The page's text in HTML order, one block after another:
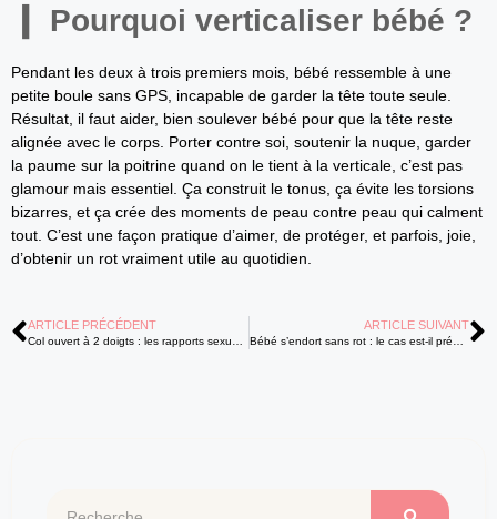
Pourquoi verticaliser bébé ?
Pendant les deux à trois premiers mois, bébé ressemble à une
petite boule sans GPS, incapable de garder la tête toute seule.
Résultat, il faut aider, bien soulever bébé pour que la tête reste
alignée avec le corps. Porter contre soi, soutenir la nuque, garder
la paume sur la poitrine quand on le tient à la verticale, c’est pas
glamour mais essentiel. Ça construit le tonus, ça évite les torsions
bizarres, et ça crée des moments de peau contre peau qui calment
tout. C’est une façon pratique d’aimer, de protéger, et parfois, joie,
d’obtenir un rot vraiment utile au quotidien.
ARTICLE PRÉCÉDENT ARTICLE SUIVANT